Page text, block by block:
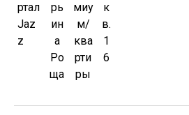
ртал
Jaz
z
рь
ин
а
Ро
ща
миу
м/
ква
рти
ры
к
в.
1
6